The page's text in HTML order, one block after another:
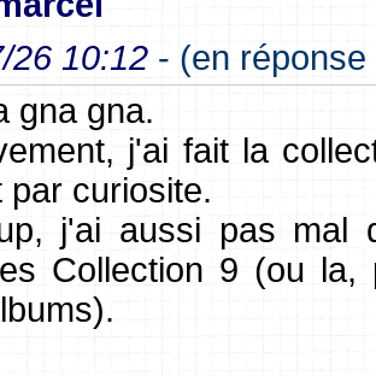
26 10:12 - (en réponse
gna gna.
j'ai fait la
par curiosite.
j'ai aussi pas mal
Collection 9 (ou